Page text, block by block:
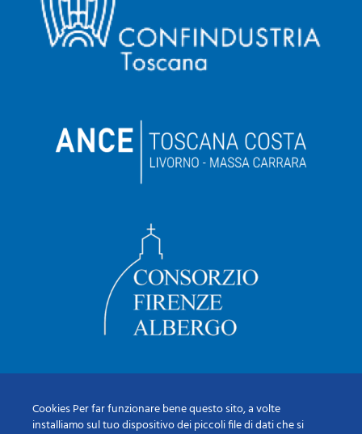
Cookies Per far funzionare bene questo sito, a volte
installiamo sul tuo dispositivo dei piccoli file di dati che si